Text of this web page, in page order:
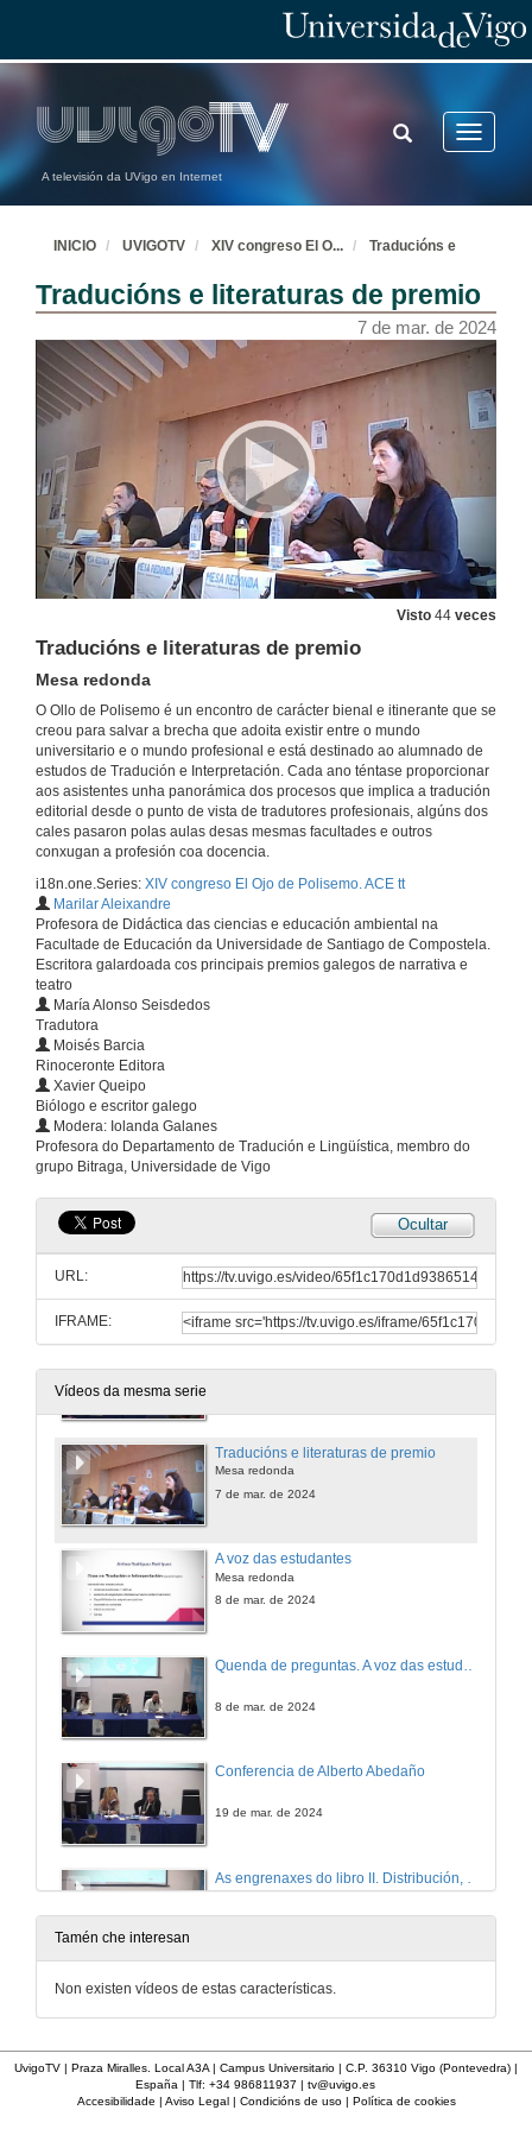
A televisión da UVigo en Internet
Toggle
TOGGLE
SEARCH
INICIO UVIGOTV XIV congreso El O... Traducións e
Traducións e literaturas de premio
7 de mar. de 2024
Visto 44 veces
Traducións e literaturas de premio
Mesa redonda
O Ollo de Polisemo é un encontro de carácter bienal e itinerante que se
creou para salvar a brecha que adoita existir entre o mundo
universitario e o mundo profesional e está destinado ao alumnado de
estudos de Tradución e Interpretación. Cada ano téntase proporcionar
aos asistentes unha panorámica dos procesos que implica a tradución
editorial desde o punto de vista de tradutores profesionais, algúns dos
cales pasaron polas aulas desas mesmas facultades e outros
conxugan a profesión coa docencia.
i18n.one.Series: XIV congreso El Ojo de Polisemo. ACE tt
Marilar Aleixandre
Profesora de Didáctica das ciencias e educación ambiental na
Facultade de Educación da Universidade de Santiago de Compostela.
Escritora galardoada cos principais premios galegos de narrativa e
teatro
María Alonso Seisdedos
Tradutora
Moisés Barcia
Rinoceronte Editora
Xavier Queipo
Biólogo e escritor galego
Modera: Iolanda Galanes
Profesora do Departamento de Tradución e Lingüística, membro do
grupo Bitraga, Universidade de Vigo
Ocultar
URL:
IFRAME:
Vídeos da mesma serie
Inauguración
7 de mar. de 2024
O reto de traducir literatura. Ilustrado a través de exemplos de clásicos alemáns
Conferencia Inaugural
7 de mar. de 2024
Cita con outras literaturas I
A tradución literaria do eúscaro ao galego I
7 de mar. de 2024
Citas con outras literaturas II
A tradución literaria do eúscaro ao galego II
7 de mar. de 2024
Quenda de preguntas. Citas con outras literaturas II
7 de mar. de 2024
As engrenaxes do Libro I
Traducións e literaturas de premio
Mesa redonda
7 de mar. de 2024
A voz das estudantes
Mesa redonda
8 de mar. de 2024
8 de mar. de 2024
Conferencia de Alberto Abedaño
19 de mar. de 2024
Mesa redonda
7 de mar. de 2024
Citas con outras literaturas III
A tradución literaria do sueco ao gallego
Tamén che interesan
Non existen vídeos de estas características.
UvigoTV | Praza Miralles. Local A3A | Campus Universitario | C.P. 36310 Vigo (Pontevedra) |
España | Tlf: +34 986811937 | tv@uvigo.es
Accesibilidade | Aviso Legal| Condicións de uso| Política de cookies